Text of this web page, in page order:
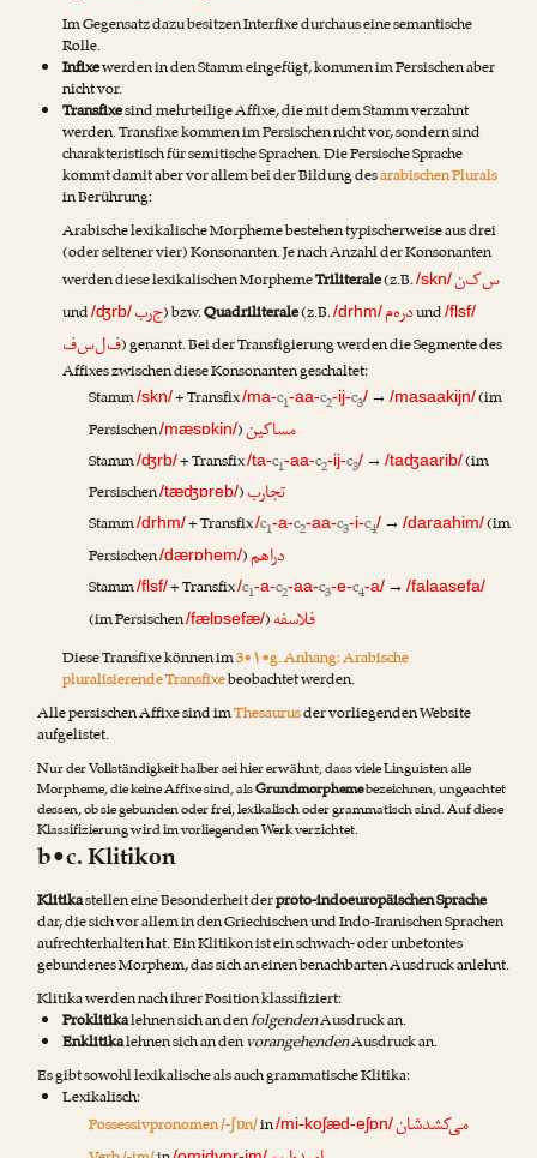
Im Gegensatz dazu besitzen Interfixe durchaus eine semantische
Rolle.
Infixewerden in den Stamm eingefügt, kommen im Persischen aber
nicht vor.
Transfixesind mehrteilige Affixe, die mit dem Stamm verzahnt
werden. Transfixe kommen im Persischen nicht vor, sondern sind
charakteristisch für semitische Sprachen. Die Persische Sprache
kommt damit aber vor allem bei der Bildung desarabischen Plurals
in Berührung:
Arabische lexikalische Morpheme bestehen typischerweise aus drei
(oder seltener vier) Konsonanten. Je nach Anzahl der Konsonanten
werden diese lexikalischen MorphemeTriliterale(z.B./skn/س‌ک‌ن
und/ʤrb/ج‌ر‌ب) bzw.Quadriliterale(z.B./drhm/د‌ر‌ه‌مund/flsf/
ف‌ل‌س‌ف) genannt. Bei der Transfigierung werden die Segmente des
Affixes zwischen diese Konsonanten geschaltet:
Stamm/skn/+ Transfix/ma-c1-aa-c2-ij-c3/→ /masaakijn/(im
Persischen/mæsɒkin/)مساکین
Stamm/ʤrb/+ Transfix/ta-c1-aa-c2-ij-c3/→ /taʤaarib/(im
Persischen/tæʤɒreb/)تجارب
Stamm/drhm/+ Transfix/c1-a-c2-aa-c3-i-c4/→ /daraahim/(im
Persischen/dærɒhem/)دراهم
Stamm/flsf/+ Transfix/c1-a-c2-aa-c3-e-c4-a/→ /falaasefa/
(im Persischen/fælɒsefæ/)فلاسفه
Diese Transfixe können im3•۱•g. Anhang: Arabische
pluralisierende Transfixebeobachtet werden.
Alle persischen Affixe sind imThesaurusder vorliegenden Website
aufgelistet.
Nur der Vollständigkeit halber sei hier erwähnt, dass viele Linguisten alle
Morpheme, die keine Affixe sind, alsGrundmorphemebezeichnen, ungeachtet
dessen, ob sie gebunden oder frei, lexikalisch oder grammatisch sind. Auf diese
Klassifizierung wird im vorliegenden Werk verzichtet.
b•c. Klitikon
Klitikastellen eine Besonderheit derproto-indoeuropäischen Sprache
dar, die sich vor allem in den Griechischen und Indo-Iranischen Sprachen
aufrechterhalten hat. Ein Klitikon ist ein schwach- oder unbetontes
gebundenes Morphem, das sich an einen benachbarten Ausdruck anlehnt.
Klitika werden nach ihrer Position klassifiziert:
Proklitikalehnen sich an denfolgendenAusdruck an.
Enklitikalehnen sich an denvorangehendenAusdruck an.
Es gibt sowohl lexikalische als auch grammatische Klitika:
Lexikalisch:
Possessivpronomen /-ʃɒn/in/mi-koʃæd-eʃɒn/می‌کشدشان